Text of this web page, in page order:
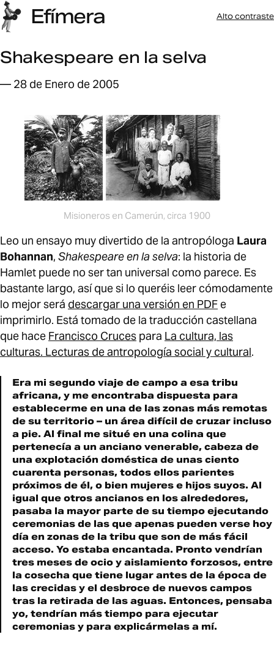
Efímera Alto contraste
Shakespeare en la selva
— 28 de Enero de 2005
Misioneros en Camerún, circa 1900
Leo un ensayo muy divertido de la antropóloga Laura
Bohannan, Shakespeare en la selva: la historia de
Hamlet puede no ser tan universal como parece. Es
bastante largo, así­ que si lo queréis leer cómodamente
lo mejor será descargar una versión en PDF e
imprimirlo. Está tomado de la traducción castellana
que hace Francisco Cruces para La cultura, las
culturas. Lecturas de antropologí­a social y cultural.
Era mi segundo viaje de campo a esa tribu
africana, y me encontraba dispuesta para
establecerme en una de las zonas más remotas
de su territorio – un área difícil de cruzar incluso
a pie. Al final me situé en una colina que
pertenecía a un anciano venerable, cabeza de
una explotación doméstica de unas ciento
cuarenta personas, todos ellos parientes
próximos de él, o bien mujeres e hijos suyos. Al
igual que otros ancianos en los alrededores,
pasaba la mayor parte de su tiempo ejecutando
ceremonias de las que apenas pueden verse hoy
día en zonas de la tribu que son de más fácil
acceso. Yo estaba encantada. Pronto vendrían
tres meses de ocio y aislamiento forzosos, entre
la cosecha que tiene lugar antes de la época de
las crecidas y el desbroce de nuevos campos
tras la retirada de las aguas. Entonces, pensaba
yo, tendrían más tiempo para ejecutar
ceremonias y para explicármelas a mí.